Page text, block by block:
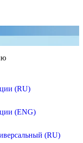
(RU)
(ENG)
(RU)